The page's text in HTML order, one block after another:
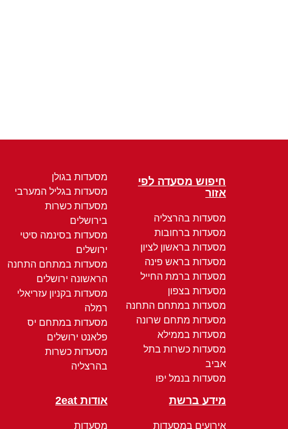
חיפוש מסעדה לפי
אזור
מסעדות בהרצליה
מסעדות ברחובות
מסעדות בראשון לציון
מסעדות בראש פינה
מסעדות ברמת החייל
מסעדות בצפון
מסעדות במתחם התחנה
מסעדות מתחם שרונה
מסעדות בממילא
מסעדות כשרות בתל
אביב
מסעדות בנמל יפו
מסעדות בגולן
מסעדות בגליל המערבי
מסעדות כשרות
בירושלים
מסעדות בסינמה סיטי
ירושלים
מסעדות במתחם התחנה
הראשונה ירושלים
מסעדות בקניון עזריאלי
רמלה
מסעדות במתחם יס
פלאנט ירושלים
מסעדות כשרות
בהרצליה
מידע ברשת
אירועים במסעדות
אודות 2eat
מסעדות